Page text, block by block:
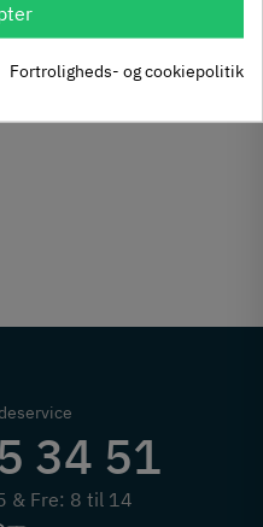
34 51
& Fre: 8 til 14
Fortroligheds- og cookiepolitik